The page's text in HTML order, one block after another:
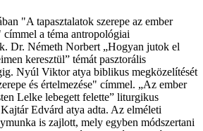
"A tapasztalatok szerepe az ember
címmel a téma antropológiai
Dr. Németh Norbert „Hogyan jutok el
keresztül” témát pasztorális
Nyúl Viktor atya biblikus megközelítését
és értelmezése" címmel. „Az ember
Lelke lebegett felette” liturgikus
Edvárd atya adta. Az elméleti
is zajlott, mely egyben módszertani